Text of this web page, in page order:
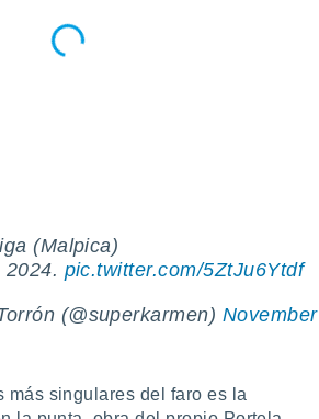
(Malpica)
pic.twitter.com/5ZtJu6Ytdf
(@superkarmen) November
más singulares del faro es la